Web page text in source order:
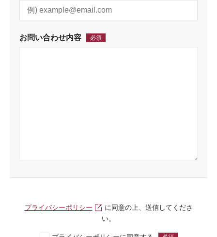
お問い合わせ内容 必須
プライバシーポリシー
に同意の上、送信してくださ
い。